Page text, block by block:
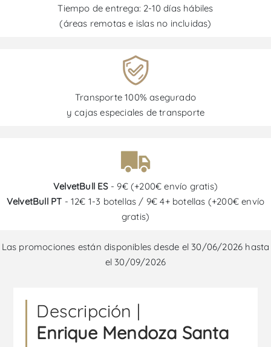
Tiempo de entrega: 2-10 días hábiles
(áreas remotas e islas no incluidas)
Transporte 100% asegurado
y cajas especiales de transporte
VelvetBull ES- 9€ (+200€ envío gratis)
VelvetBull PT - 12€ 1-3 botellas / 9€ 4+ botellas (+200€ envío
gratis)
Las promociones están disponibles desde el 30/06/2026 hasta
el 30/09/2026
Descripción |
Enrique Mendoza Santa